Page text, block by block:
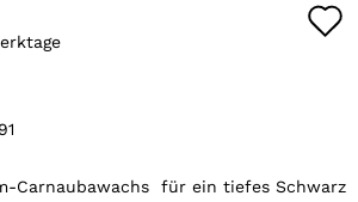
Carnaubawachs für ein tiefes Schwarz